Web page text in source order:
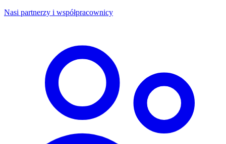
Nasi partnerzy i współpracownicy